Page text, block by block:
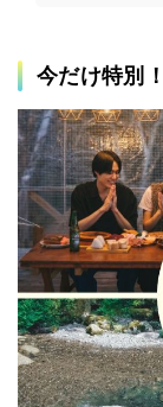
今だけ特別